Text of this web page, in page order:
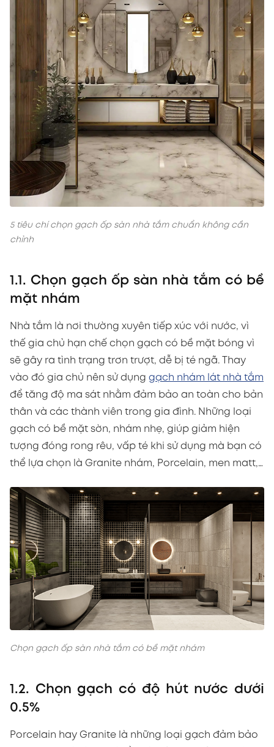
5 tiêu chí chọn gạch ốp sàn nhà tắm chuẩn không cần
chỉnh
1.1. Chọn gạch ốp sàn nhà tắm có bề
mặt nhám
Nhà tắm là nơi thường xuyên tiếp xúc với nước, vì
thế gia chủ hạn chế chọn gạch có bề mặt bóng vì
sẽ gây ra tình trạng trơn trượt, dễ bị té ngã. Thay
vào đó gia chủ nên sử dụng gạch nhám lát nhà tắm
để tăng độ ma sát nhằm đảm bảo an toàn cho bản
thân và các thành viên trong gia đình. Những loại
gạch có bề mặt sờn, nhám nhẹ, giúp giảm hiện
tượng đóng rong rêu, vấp té khi sử dụng mà bạn có
thể lựa chọn là Granite nhám, Porcelain, men matt,…
Chọn gạch ốp sàn nhà tắm có bề mặt nhám
1.2. Chọn gạch có độ hút nước dưới
0.5%
Porcelain hay Granite là những loại gạch đảm bảo